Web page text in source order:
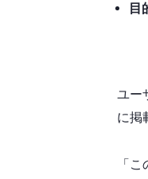
目
ユー
に掲
「